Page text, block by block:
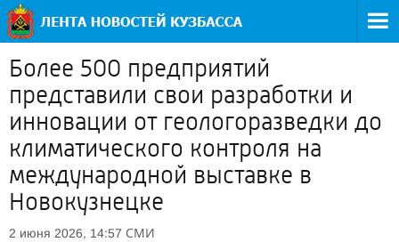
Более 500 предприятий
представили свои разработки и
инновации от геологоразведки до
климатического контроля на
международной выставке в
Новокузнецке
2 июня 2026, 14:57 СМИ